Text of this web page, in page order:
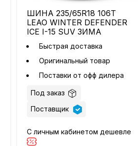
ШИНА 235/65R18 106T
LEAO WINTER DEFENDER
ICE I-15 SUV ЗИМА
Быстрая доставка
Оригинальный товар
Поставки от офф дилера
Под заказ
Поставщик
С личным кабинетом дешевле